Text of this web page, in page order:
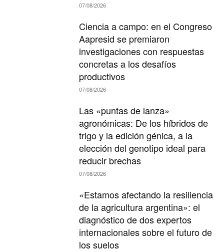
07/08/2026
Ciencia a campo: en el Congreso
Aapresid se premiaron
investigaciones con respuestas
concretas a los desafíos
productivos
07/08/2026
Las «puntas de lanza»
agronómicas: De los híbridos de
trigo y la edición génica, a la
elección del genotipo ideal para
reducir brechas
07/08/2026
«Estamos afectando la resiliencia
de la agricultura argentina»: el
diagnóstico de dos expertos
internacionales sobre el futuro de
los suelos